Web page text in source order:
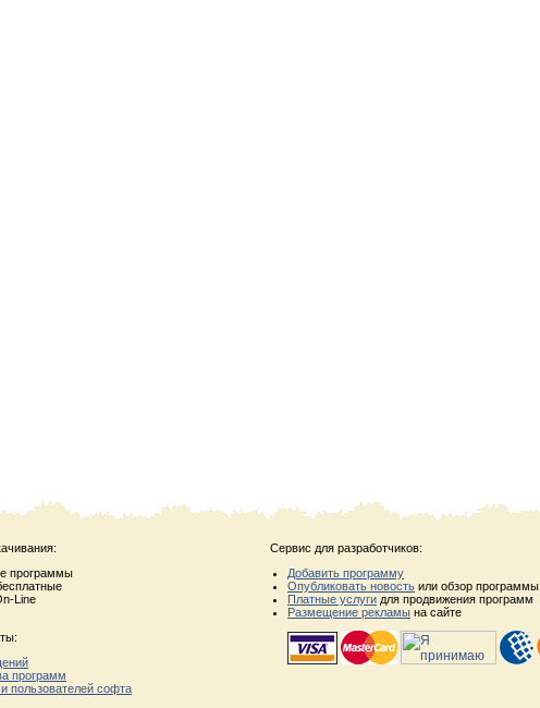
программы
Line
программ
пользователей софта
Сервис для разработчиков:
Добавить программу
Опубликовать новость или обзор программы
Платные услуги для продвижения программ
Размещение рекламы на сайте